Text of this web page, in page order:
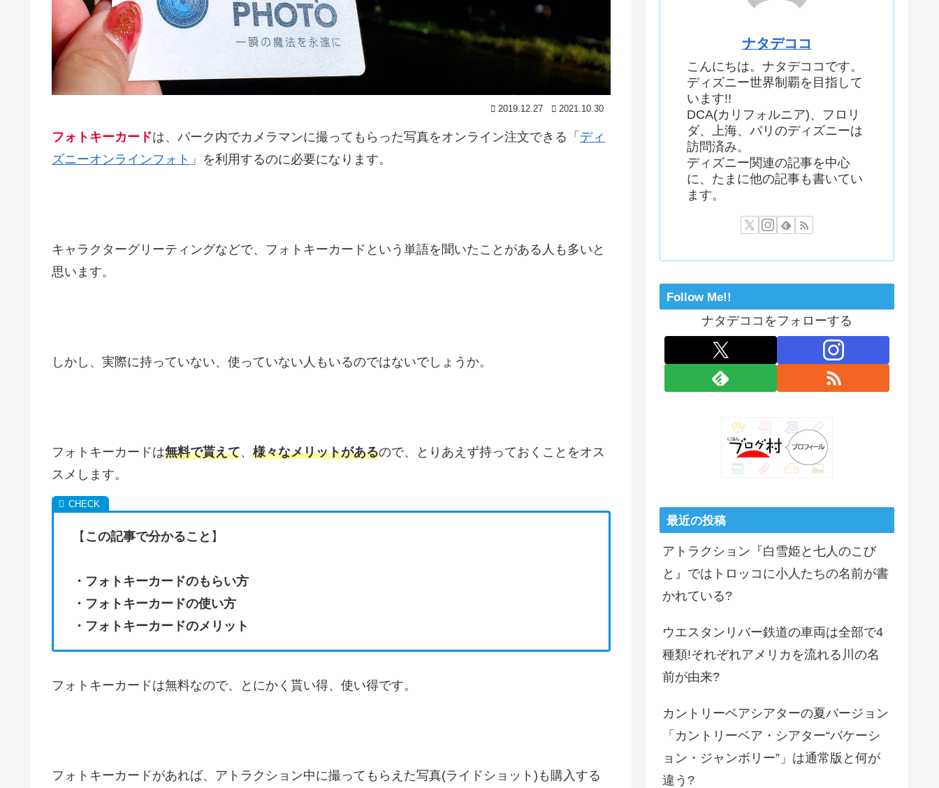
2019.12.27 2021.10.30
フォトキーカードは、パーク内でカメラマンに撮ってもらった写真をオンライン注文できる「 ディ
ズニーオンラインフォト 」を利用するのに必要になります。
キャラクターグリーティングなどで、フォトキーカードという単語を聞いたことがある人も多いと
思います。
しかし、実際に持っていない、使っていない人もいるのではないでしょうか。
フォトキーカードは無料で貰えて、 様々なメリットがあるので、とりあえず持っておくことをオス
スメします。
【 この記事で分かること 】
・フォトキーカードのもらい方
・フォトキーカードの使い方
・フォトキーカードのメリット
フォトキーカードは無料なので、とにかく貰い得、使い得です。
フォトキーカードがあれば、アトラクション中に撮ってもらえた写真(ライドショット)も購入する
ナタデココ
こんにちは。ナタデココです。
ディズニー世界制覇を目指して
います!!
DCA(カリフォルニア)、フロリ
ダ、上海、パリのディズニーは
訪問済み。
ディズニー関連の記事を中心
に、たまに他の記事も書いてい
ます。
Follow Me!!
ナタデココをフォローする
最近の投稿
アトラクション『白雪姫と七人のこび
と』ではトロッコに小人たちの名前が書
かれている?
ウエスタンリバー鉄道の車両は全部で4
種類!それぞれアメリカを流れる川の名
前が由来?
カントリーベアシアターの夏バージョン
「カントリーベア・シアター“バケーシ
ョン・ジャンボリー”」は通常版と何が
違う?